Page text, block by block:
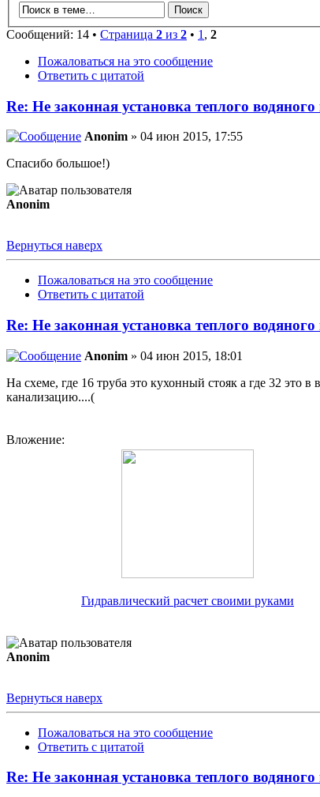
Сообщений: 14 • Страница 2 из 2 • 1 , 2
Пожаловаться на это сообщение
Ответить с цитатой
Re: Не законная установка теплого
Anonim » 04 июн 2015, 17:55
Спасибо большое!)
Anonim
Вернуться наверх
Пожаловаться на это сообщение
Ответить с цитатой
Re: Не законная установка теплого
Anonim » 04 июн 2015, 18:01
На схеме, где 16 труба это кухонный стояк а где 32 это
канализацию....(
Вложение:
Гидравлический расчет своими руками
Anonim
Вернуться наверх
Пожаловаться на это сообщение
Ответить с цитатой
Re: Не законная установка теплого